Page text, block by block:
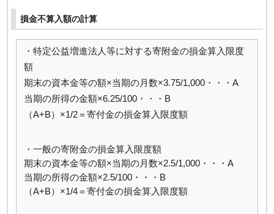
損金不算入額の計算
・特定公益増進法人等に対する寄附金の損金算入限度
額
期末の資本金等の額×当期の月数×3.75/1,000・・・A
当期の所得の金額×6.25/100・・・B
（A+B）×1/2＝寄付金の損金算入限度額
・一般の寄附金の損金算入限度額
期末の資本金等の額×当期の月数×2.5/1,000・・・A
当期の所得の金額×2.5/100・・・B
（A+B）×1/4＝寄付金の損金算入限度額